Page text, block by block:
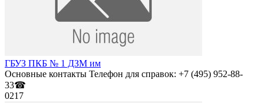
ГБУЗ ПКБ № 1 ДЗМ им
Основные контакты Телефон для справок: +7 (495) 952-88-
33☎
0217